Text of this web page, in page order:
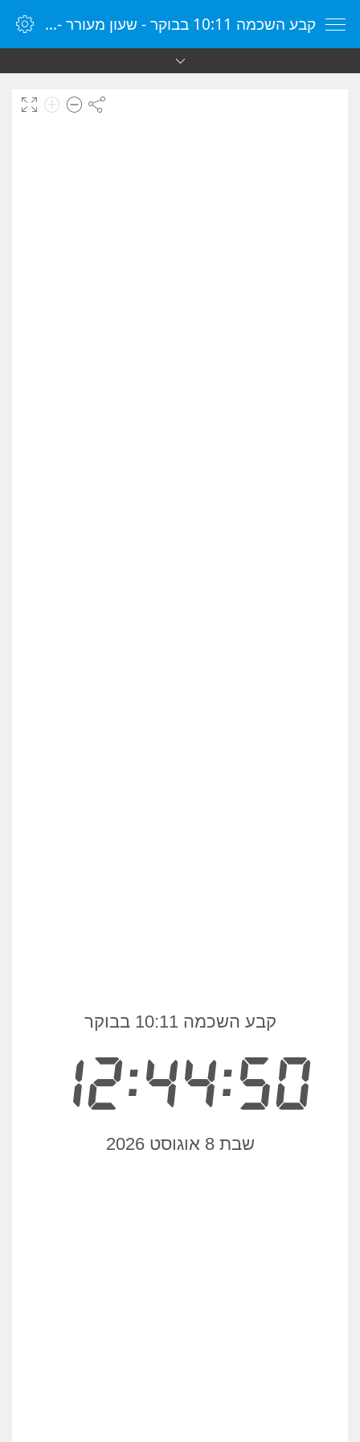
קבע השכמה 10:11 בבוקר - שעון מעורר - שעון מעורר מקוון - שעון מעורר במחשב
12:44:50
קבע השכמה 10:11 בבוקר
שבת 8 אוגוסט 2026